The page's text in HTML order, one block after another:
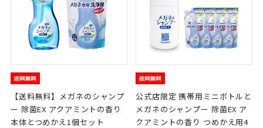
【送料無料】メガネのシャンプ
ー 除菌EX アクアミントの香り
本体とつめかえ1個セット
公式店限定 携帯用ミニボトルと
メガネのシャンプー 除菌EX ア
クアミントの香り つめかえ用4